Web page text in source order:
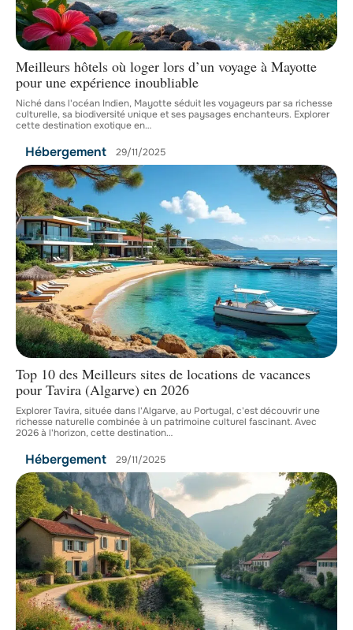
Meilleurs hôtels où loger lors d’un voyage à Mayotte
pour une expérience inoubliable
Niché dans l'océan Indien, Mayotte séduit les voyageurs par sa richesse
culturelle, sa biodiversité unique et ses paysages enchanteurs. Explorer
cette destination exotique en…
Hébergement 29/11/2025
Top 10 des Meilleurs sites de locations de vacances
pour Tavira (Algarve) en 2026
Explorer Tavira, située dans l'Algarve, au Portugal, c'est découvrir une
richesse naturelle combinée à un patrimoine culturel fascinant. Avec
2026 à l'horizon, cette destination…
Hébergement 29/11/2025